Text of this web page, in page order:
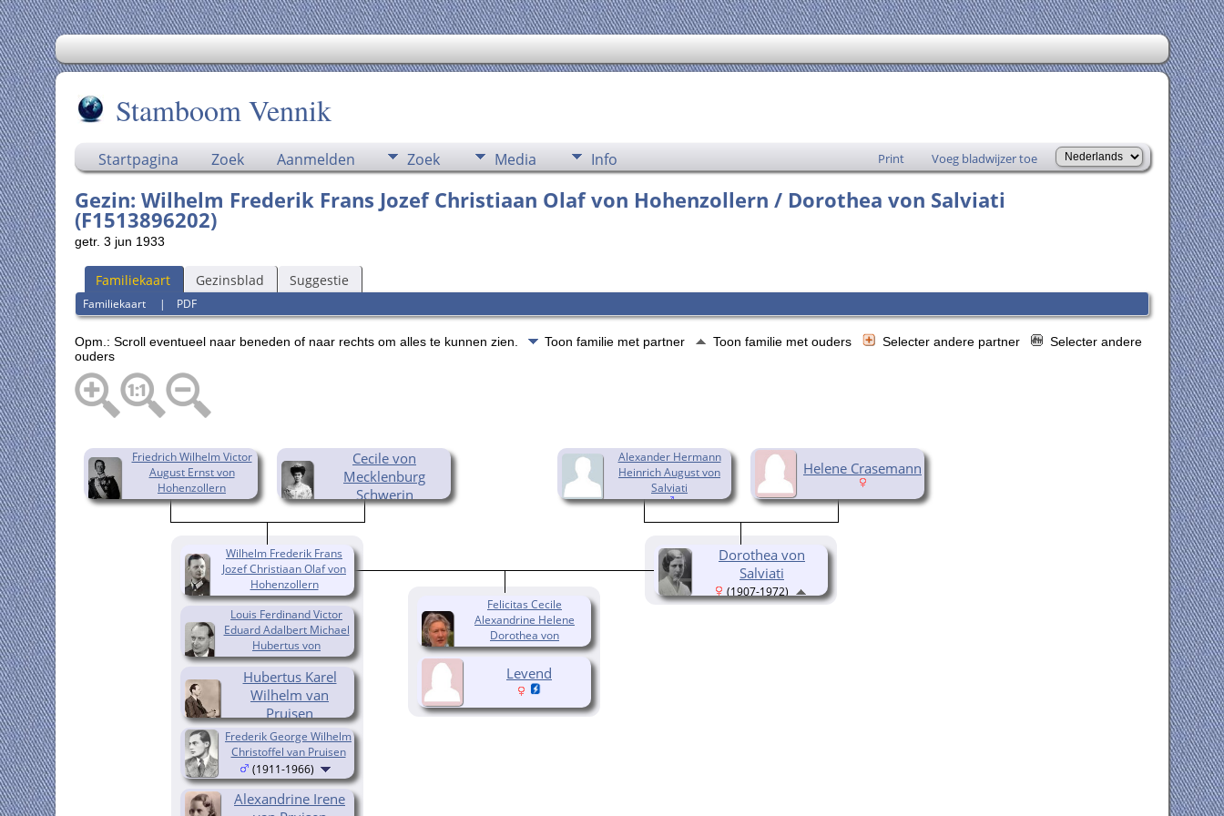
Stamboom Vennik
Startpagina Zoek Aanmelden Zoek Media Info Print Voeg bladwijzer toe
Gezin: Wilhelm Frederik Frans Jozef Christiaan Olaf von Hohenzollern / Dorothea von Salviati
(F1513896202)
getr. 3 jun 1933
Familiekaart Gezinsblad Suggestie
Familiekaart | PDF
Opm.: Scroll eventueel naar beneden of naar rechts om alles te kunnen zien. Toon familie met partner Toon familie met ouders Selecter andere partner
Selecter andere
ouders
Friedrich Wilhelm Victor
August Ernst von
Hohenzollern
(1882-1951)
Cecile von
Mecklenburg
Schwerin
Louis Ferdinand Victor
Eduard Adalbert Michael
Hubertus von
Hohenzollern
(1907-1994)
Hubertus Karel
Wilhelm van
Pruisen
(1909-1950)
Frederik George Wilhelm
Christoffel van Pruisen
(1911-1966)
Alexandrine Irene
Alexander Hermann
Heinrich August von
Salviati
Helene Crasemann
Wilhelm Frederik Frans
Jozef Christiaan Olaf von
Hohenzollern
(1906-1940)
Dorothea von
Salviati
(1907-1972)
Felicitas Cecile
Alexandrine Helene
Dorothea von
Hohenzollern
(1934-2009)
Levend